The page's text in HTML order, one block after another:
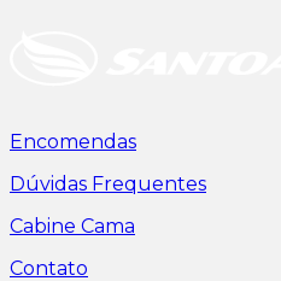
Encomendas
Dúvidas Frequentes
Cabine Cama
Contato